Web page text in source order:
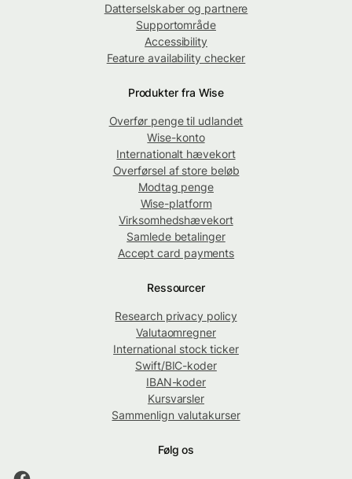
Datterselskaber og partnere
Supportområde
Accessibility
Feature availability checker
Produkter fra Wise
Overfør penge til udlandet
Wise-konto
Internationalt hævekort
Overførsel af store beløb
Modtag penge
Wise-platform
Virksomhedshævekort
Samlede betalinger
Accept card payments
Ressourcer
Research privacy policy
Valutaomregner
International stock ticker
Swift/BIC-koder
IBAN-koder
Kursvarsler
Sammenlign valutakurser
Følg os